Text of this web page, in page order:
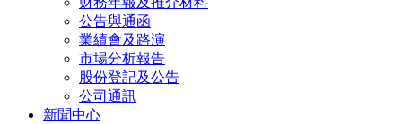
公告與通函
業績會及路演
市場分析報告
股份登記及公告
公司通訊
新聞中心